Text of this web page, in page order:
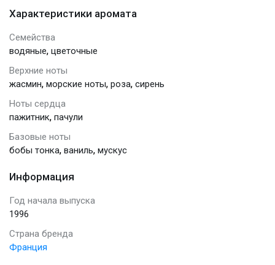
Характеристики аромата
Семейства
водяные, цветочные
Верхние ноты
жасмин, морские ноты, роза, сирень
Ноты сердца
пажитник, пачули
Базовые ноты
бобы тонка, ваниль, мускус
Информация
Год начала выпуска
1996
Страна бренда
Франция